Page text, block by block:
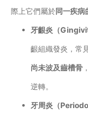
際上它們屬於同一疾病
牙齦炎（
齦組織發炎，常
尚未波及齒槽骨
逆轉。
牙周炎（